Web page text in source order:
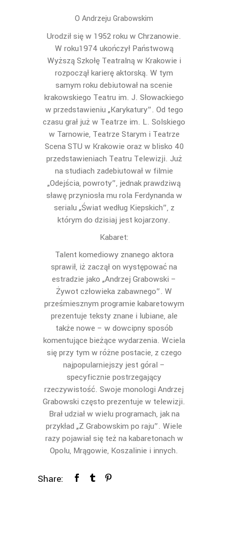
O Andrzeju Grabowskim
Urodził się w 1952 roku w Chrzanowie.
W roku1974 ukończył Państwową
Wyższą Szkołę Teatralną w Krakowie i
rozpoczął karierę aktorską. W tym
samym roku debiutował na scenie
krakowskiego Teatru im. J. Słowackiego
w przedstawieniu „Karykatury”. Od tego
czasu grał już w Teatrze im. L. Solskiego
w Tarnowie, Teatrze Starym i Teatrze
Scena STU w Krakowie oraz w blisko 40
przedstawieniach Teatru Telewizji. Już
na studiach zadebiutował w filmie
„Odejścia, powroty”, jednak prawdziwą
sławę przyniosła mu rola Ferdynanda w
serialu „Świat według Kiepskich”, z
którym do dzisiaj jest kojarzony.
Kabaret:
Talent komediowy znanego aktora
sprawił, iż zaczął on występować na
estradzie jako „Andrzej Grabowski –
Żywot człowieka zabawnego”. W
prześmiesznym programie kabaretowym
prezentuje teksty znane i lubiane, ale
także nowe – w dowcipny sposób
komentujące bieżące wydarzenia. Wciela
się przy tym w różne postacie, z czego
najpopularniejszy jest góral –
specyficznie postrzegający
rzeczywistość. Swoje monologi Andrzej
Grabowski często prezentuje w telewizji.
Brał udział w wielu programach, jak na
przykład „Z Grabowskim po raju”. Wiele
razy pojawiał się też na kabaretonach w
Opolu, Mrągowie, Koszalinie i innych.
Share: